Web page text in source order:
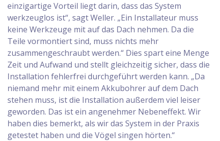
einzigartige Vorteil liegt darin, dass das System
werkzeuglos ist“, sagt Weller. „Ein Installateur muss
keine Werkzeuge mit auf das Dach nehmen. Da die
Teile vormontiert sind, muss nichts mehr
zusammengeschraubt werden.“ Dies spart eine Menge
Zeit und Aufwand und stellt gleichzeitig sicher, dass die
Installation fehlerfrei durchgeführt werden kann. „Da
niemand mehr mit einem Akkubohrer auf dem Dach
stehen muss, ist die Installation außerdem viel leiser
geworden. Das ist ein angenehmer Nebeneffekt. Wir
haben dies bemerkt, als wir das System in der Praxis
getestet haben und die Vögel singen hörten.“